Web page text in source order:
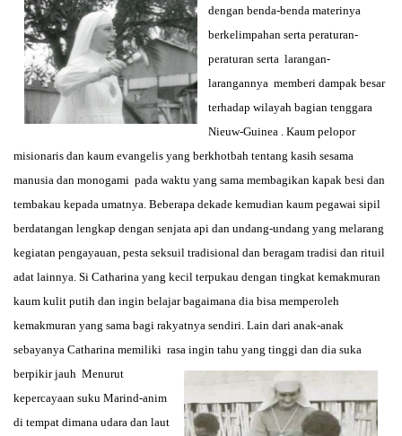
dengan benda-benda materinya
berkelimpahan serta peraturan-
peraturan serta larangan-
larangannya memberi dampak besar
terhadap wilayah bagian tenggara
Nieuw-Guinea . Kaum pelopor
misionaris dan kaum evangelis yang berkhotbah tentang kasih sesama
manusia dan monogami pada waktu yang sama membagikan kapak besi dan
tembakau kepada umatnya. Beberapa dekade kemudian kaum pegawai sipil
berdatangan lengkap dengan senjata api dan undang-undang yang melarang
kegiatan pengayauan, pesta seksuil tradisional dan beragam tradisi dan rituil
adat lainnya. Si Catharina yang kecil terpukau dengan tingkat kemakmuran
kaum kulit putih dan ingin belajar bagaimana dia bisa memperoleh
kemakmuran yang sama bagi rakyatnya sendiri. Lain dari anak-anak
sebayanya Catharina memiliki rasa ingin tahu yang tinggi dan dia suka
berpikir jauh Menurut
kepercayaan suku Marind-anim
di tempat dimana udara dan laut